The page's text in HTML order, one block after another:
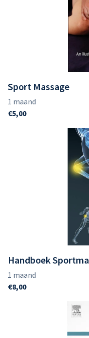
Sport Massage
Handboek